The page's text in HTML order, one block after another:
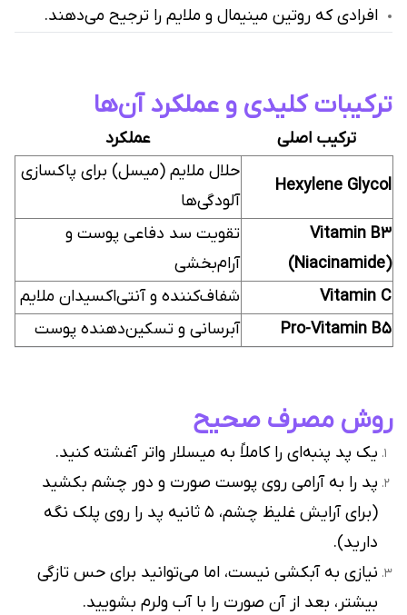
افرادی که روتین مینیمال و ملایم را ترجیح می‌دهند.
ترکیبات کلیدی و عملکرد آن‌ها
ترکیب اصلی عملکرد
Hexylene Glycol
حلال ملایم (میسل) برای پاکسازی
آلودگی‌ها
Vitamin B3
(Niacinamide)
تقویت سد دفاعی پوست و
آرام‌بخشی
Vitamin C
شفاف‌کننده و آنتی‌اکسیدان ملایم
Pro-Vitamin B5
آبرسانی و تسکین‌دهنده پوست
روش مصرف صحیح
یک پد پنبه‌ای را کاملاً به میسلار واتر آغشته کنید.
پد را به آرامی روی پوست صورت و دور چشم بکشید
(برای آرایش غلیظ چشم، ۵ ثانیه پد را روی پلک نگه
دارید).
نیازی به آبکشی نیست، اما می‌توانید برای حس تازگی
بیشتر، بعد از آن صورت را با آب ولرم بشویید.